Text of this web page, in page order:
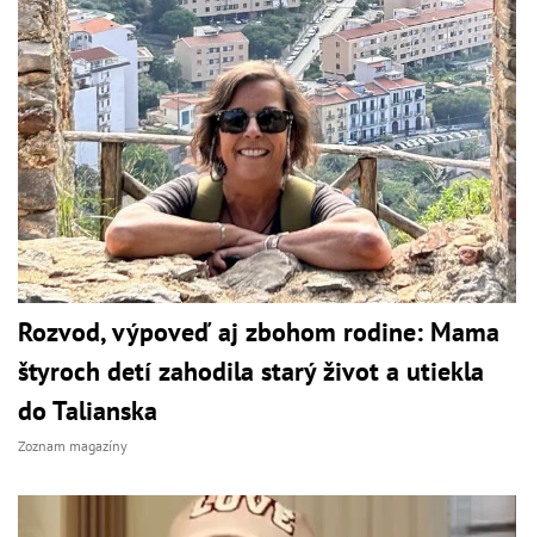
Rozvod, výpoveď aj zbohom rodine: Mama
štyroch detí zahodila starý život a utiekla
do Talianska
Zoznam magazíny